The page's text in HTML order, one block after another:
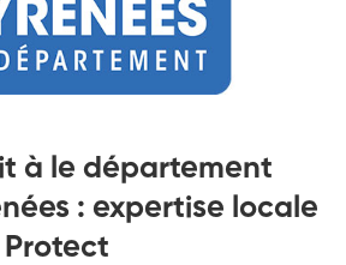
à le département
: expertise locale
Protect